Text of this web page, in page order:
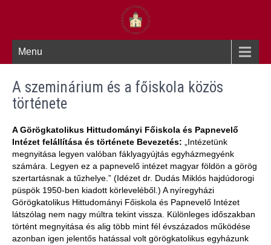
Menu
A szeminárium és a főiskola közös
története
A Görögkatolikus Hittudományi Főiskola és Papnevelő
Intézet felállítása és története Bevezetés: „Intézetünk
megnyitása legyen valóban fáklyagyújtás egyházmegyénk
számára. Legyen ez a papnevelő intézet magyar földön a görög
szertartásnak a tűzhelye.” (Idézet dr. Dudás Miklós hajdúdorogi
püspök 1950-ben kiadott körleveléből.) A nyíregyházi
Görögkatolikus Hittudományi Főiskola és Papnevelő Intézet
látszólag nem nagy múltra tekint vissza. Különleges időszakban
történt megnyitása és alig több mint fél évszázados működése
azonban igen jelentős hatással volt görögkatolikus egyházunk